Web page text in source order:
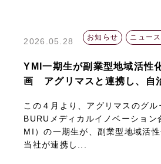
2026.05.28 お知らせ ニュー
YMI一期生が副業型地域活性
画 アグリマスと連携し、自
この４月より、アグリマスのグル
BURUメディカルイノベーション
MI）の一期生が、副業型地域活性
当社が連携し...